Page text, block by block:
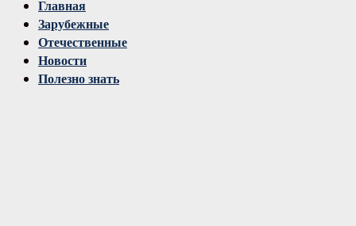
Главная
Зарубежные
Отечественные
Новости
Полезно знать